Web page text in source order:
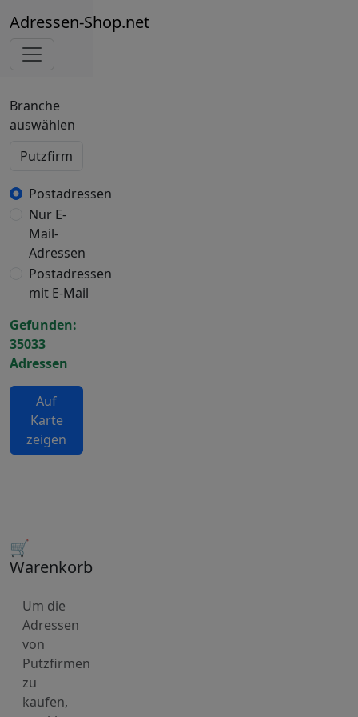
Adressen-Shop.net
Branche
auswählen
Postadressen
Nur E-
Mail-
Adressen
Postadressen
mit E-Mail
Gefunden:
35033
Adressen
Auf
Karte
zeigen
🛒
Warenkorb
Um die
Adressen
von
Putzfirmen
zu
kaufen,